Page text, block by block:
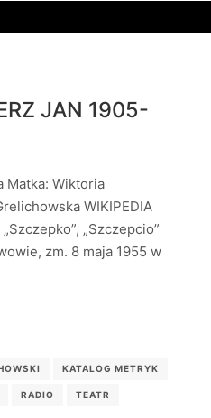
JAN 1905-
Matka: Wiktoria
WIKIPEDIA
„Szczepcio”
zm. 8 maja 1955 w
KATALOG METRYK
RADIO TEATR